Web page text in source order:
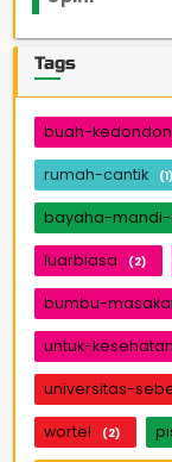
Tags
buah-
rumah-cantik (1)
bayaha-
luarbiasa (2)
bumbu-
untuk-
universitas-
wortel (2)